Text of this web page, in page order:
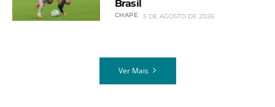
Brasil
CHAPE 5 DE AGOSTO DE 2026
Ver Mais